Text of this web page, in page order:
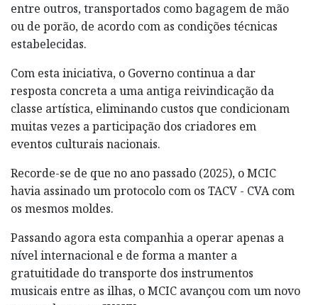
entre outros, transportados como bagagem de mão
ou de porão, de acordo com as condições técnicas
estabelecidas.
Com esta iniciativa, o Governo continua a dar
resposta concreta a uma antiga reivindicação da
classe artística, eliminando custos que condicionam
muitas vezes a participação dos criadores em
eventos culturais nacionais.
Recorde-se de que no ano passado (2025), o MCIC
havia assinado um protocolo com os TACV - CVA com
os mesmos moldes.
Passando agora esta companhia a operar apenas a
nível internacional e de forma a manter a
gratuitidade do transporte dos instrumentos
musicais entre as ilhas, o MCIC avançou com um novo